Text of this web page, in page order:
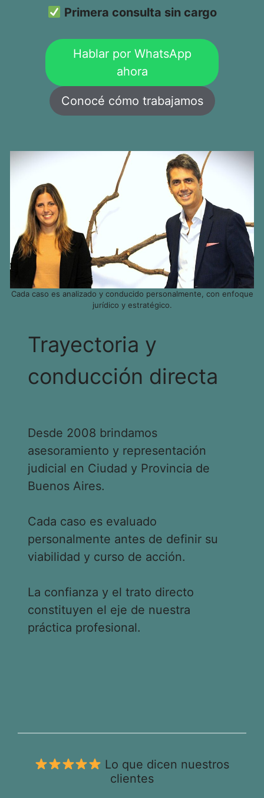
Primera consulta sin cargo
Hablar por WhatsApp
ahora
Conocé cómo trabajamos
Cada caso es analizado y conducido personalmente, con enfoque
jurídico y estratégico.
Trayectoria y
conducción directa
Desde 2008 brindamos
asesoramiento y representación
judicial en Ciudad y Provincia de
Buenos Aires.
Cada caso es evaluado
personalmente antes de definir su
viabilidad y curso de acción.
La confianza y el trato directo
constituyen el eje de nuestra
práctica profesional.
Lo que dicen nuestros
clientes